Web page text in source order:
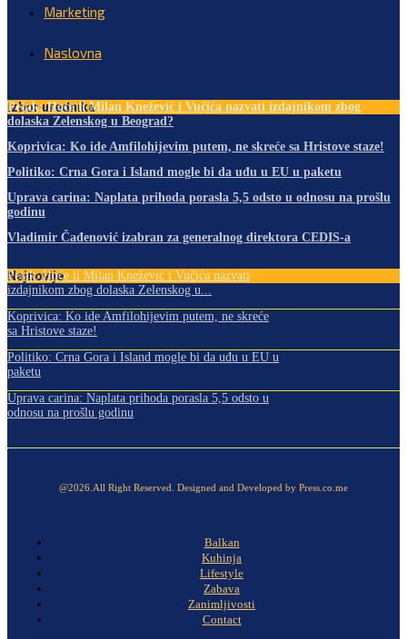
Marketing
Naslovna
Izbor urednika
Pejak: Hoće li Milan Knežević i Vučića nazvati izdajnikom zbog
dolaska Zelenskog u Beograd?
Koprivica: Ko ide Amfilohijevim putem, ne skreće sa Hristove staze!
Politiko: Crna Gora i Island mogle bi da uđu u EU u paketu
Uprava carina: Naplata prihoda porasla 5,5 odsto u odnosu na prošlu
godinu
Vladimir Čađenović izabran za generalnog direktora CEDIS-a
Najnovije
Pejak: Hoće li Milan Knežević i Vučića nazvati
izdajnikom zbog dolaska Zelenskog u...
Koprivica: Ko ide Amfilohijevim putem, ne skreće
sa Hristove staze!
Politiko: Crna Gora i Island mogle bi da uđu u EU u
paketu
Uprava carina: Naplata prihoda porasla 5,5 odsto u
odnosu na prošlu godinu
@2026.All Right Reserved. Designed and Developed by Press.co.me
Balkan
Kuhinja
Lifestyle
Zabava
Zanimljivosti
Contact